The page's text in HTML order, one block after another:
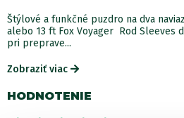
Štýlové a funkčné puzdro na dva
alebo 13 ft Fox Voyager Rod Sleeves
pri preprave...
Zobraziť viac
HODNOTENIE